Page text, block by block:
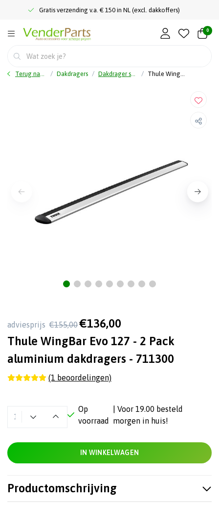
Gratis verzending v.a. € 150 in NL (excl. dakkoffers)
0
Terug naar home Dakdragers Dakdrager stang Thule WingBar Evo 127 - 2 Pack aluminium dakdragers - 711300
adviesprijs €155,00 €136,00
Thule WingBar Evo 127 - 2 Pack
aluminium dakdragers - 711300
(1 beoordelingen)
Op
voorraad
| Voor 19.00 besteld
morgen in huis!
IN WINKELWAGEN
Productomschrijving